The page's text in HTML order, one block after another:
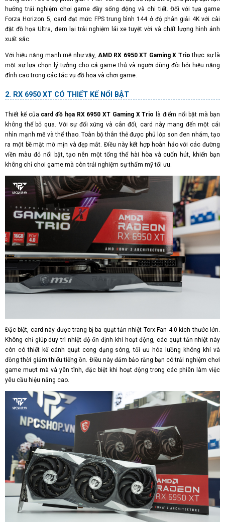
hưởng trải nghiệm chơi game đầy sống động và chi tiết. Đối với tựa game
Forza Horizon 5, card đạt mức FPS trung bình 144 ở độ phân giải 4K với cài
đặt đồ họa Ultra, đem lại trải nghiệm lái xe tuyệt vời và chất lượng hình ảnh
xuất sắc.
Với hiệu năng mạnh mẽ như vậy, AMD RX 6950 XT Gaming X Trio thực sự là
một sự lựa chọn lý tưởng cho cả game thủ và người dùng đòi hỏi hiệu năng
đỉnh cao trong các tác vụ đồ họa và chơi game.
RX 6950 XT CÓ THIẾT KẾ NỔI BẬT
Thiết kế của card đồ họa RX 6950 XT Gaming X Trio
là điểm nổi bật mà bạn
không thể bỏ qua. Với sự đối xứng và cân đối, card này mang đến một cái
nhìn mạnh mẽ và thể thao. Toàn bộ thân thẻ được phủ lớp sơn đen nhám, tạo
ra một bề mặt mờ mịn và đẹp mắt. Điều này kết hợp hoàn hảo với các đường
viền màu đỏ nổi bật, tạo nên một tổng thể hài hòa và cuốn hút, khiến bạn
không chỉ chơi game mà còn trải nghiệm sự thẩm mỹ tối ưu.
Đặc biệt, card này được trang bị ba quạt tản nhiệt Torx Fan 4.0 kích thước lớn.
Không chỉ giúp duy trì nhiệt độ ổn định khi hoạt động, các quạt tản nhiệt này
còn có thiết kế cánh quạt cong dạng sóng, tối ưu hóa luồng không khí và
đồng thời giảm thiểu tiếng ồn. Điều này đảm bảo rằng bạn có trải nghiệm chơi
game mượt mà và yên tĩnh, đặc biệt khi hoạt động trong các phiên làm việc
yêu cầu hiệu năng cao.